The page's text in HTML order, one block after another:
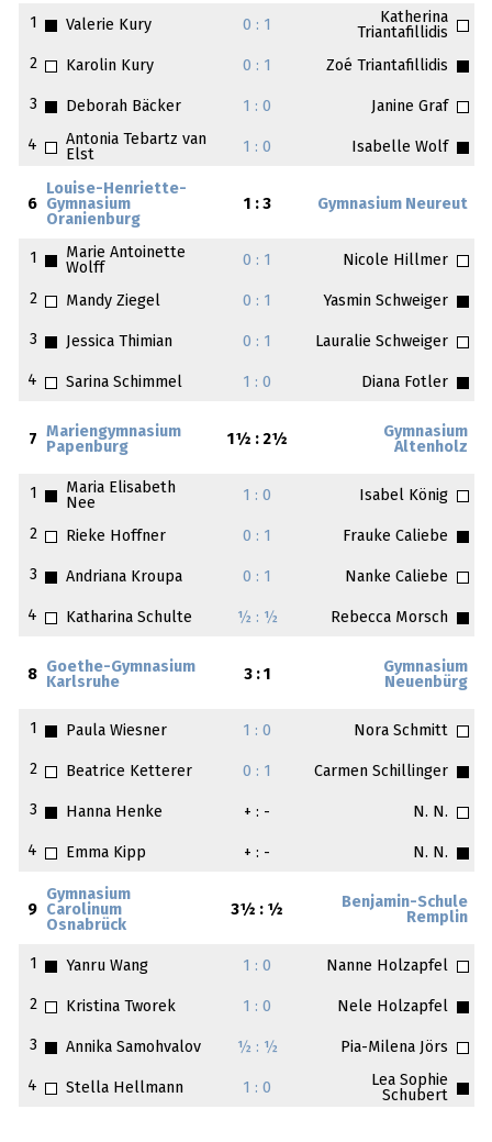
1 Valerie Kury 0 : 1
Katherina
Triantafillidis
2
Karolin Kury 0 : 1 Zoé Triantafillidis
3 Deborah Bäcker 1 : 0 Janine Graf
4
Antonia Tebartz van
Elst
1 : 0 Isabelle Wolf
6
Louise-Henriette-
Gymnasium
Oranienburg
1 : 3 Gymnasium Neureut
1
Marie Antoinette
Wolff
0 : 1 Nicole Hillmer
2 Mandy Ziegel 0 : 1 Yasmin Schweiger
3 Jessica Thimian 0 : 1 Lauralie Schweiger
4 Sarina Schimmel 1 : 0 Diana Fotler
7
Mariengymnasium
Papenburg
1½ : 2½
Gymnasium
Altenholz
1
Maria Elisabeth
Nee
1 : 0 Isabel König
2 Rieke Hoffner 0 : 1 Frauke Caliebe
3 Andriana Kroupa 0 : 1 Nanke Caliebe
4 Katharina Schulte ½ : ½ Rebecca Morsch
8
Goethe-Gymnasium
Karlsruhe
3 : 1
Gymnasium
Neuenbürg
1 Paula Wiesner 1 : 0 Nora Schmitt
2 Beatrice Ketterer 0 : 1 Carmen Schillinger
3 Hanna Henke + : - N. N.
4 Emma Kipp + : - N. N.
9
Gymnasium
Carolinum
Osnabrück
3½ : ½
Benjamin-Schule
Remplin
1 Yanru Wang 1 : 0 Nanne Holzapfel
2 Kristina Tworek 1 : 0 Nele Holzapfel
3 Annika Samohvalov ½ : ½ Pia-Milena Jörs
4 Stella Hellmann 1 : 0
Lea Sophie
Schubert